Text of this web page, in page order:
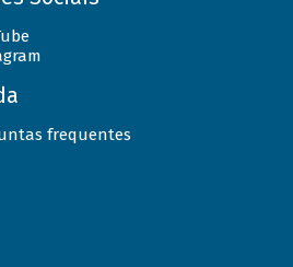
frequentes